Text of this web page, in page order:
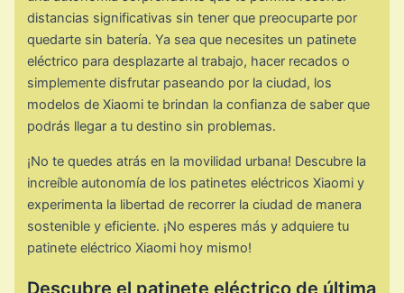
distancias significativas sin tener que preocuparte por
quedarte sin batería. Ya sea que necesites un patinete
eléctrico para desplazarte al trabajo, hacer recados o
simplemente disfrutar paseando por la ciudad, los
modelos de Xiaomi te brindan la confianza de saber que
podrás llegar a tu destino sin problemas.
¡No te quedes atrás en la movilidad urbana! Descubre la
increíble autonomía de los patinetes eléctricos Xiaomi y
experimenta la libertad de recorrer la ciudad de manera
sostenible y eficiente. ¡No esperes más y adquiere tu
patinete eléctrico Xiaomi hoy mismo!
Descubre el patinete eléctrico de última